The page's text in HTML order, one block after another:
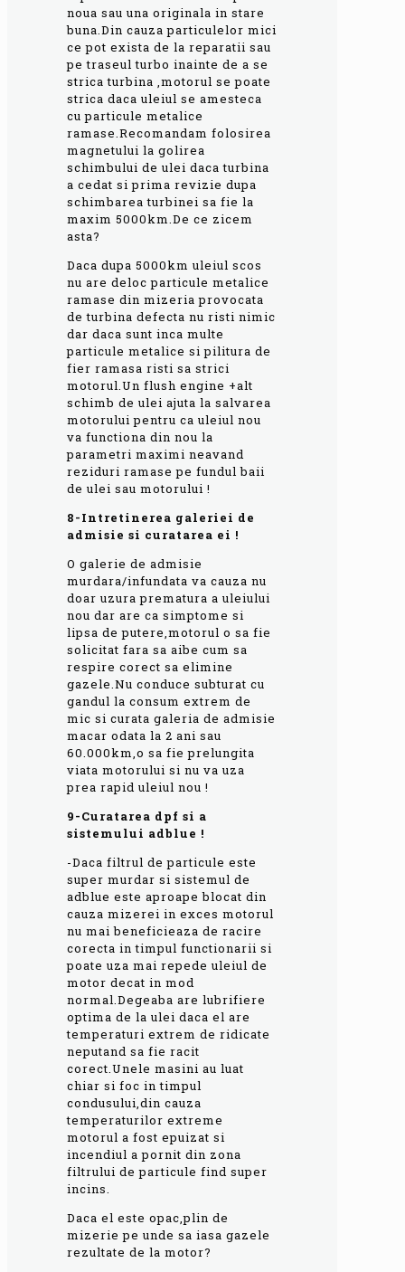
noua sau una originala in stare
buna.Din cauza particulelor mici
ce pot exista de la reparatii sau
pe traseul turbo inainte de a se
strica turbina ,motorul se poate
strica daca uleiul se amesteca
cu particule metalice
ramase.Recomandam folosirea
magnetului la golirea
schimbului de ulei daca turbina
a cedat si prima revizie dupa
schimbarea turbinei sa fie la
maxim 5000km.De ce zicem
asta?
Daca dupa 5000km uleiul scos
nu are deloc particule metalice
ramase din mizeria provocata
de turbina defecta nu risti nimic
dar daca sunt inca multe
particule metalice si pilitura de
fier ramasa risti sa strici
motorul.Un flush engine +alt
schimb de ulei ajuta la salvarea
motorului pentru ca uleiul nou
va functiona din nou la
parametri maximi neavand
reziduri ramase pe fundul baii
de ulei sau motorului !
8-Intretinerea galeriei de
admisie si curatarea ei !
O galerie de admisie
murdara/infundata va cauza nu
doar uzura prematura a uleiului
nou dar are ca simptome si
lipsa de putere,motorul o sa fie
solicitat fara sa aibe cum sa
respire corect sa elimine
gazele.Nu conduce subturat cu
gandul la consum extrem de
mic si curata galeria de admisie
macar odata la 2 ani sau
60.000km,o sa fie prelungita
viata motorului si nu va uza
prea rapid uleiul nou !
9-Curatarea dpf si a
sistemului adblue !
-Daca filtrul de particule este
super murdar si sistemul de
adblue este aproape blocat din
cauza mizerei in exces motorul
nu mai beneficieaza de racire
corecta in timpul functionarii si
poate uza mai repede uleiul de
motor decat in mod
normal.Degeaba are lubrifiere
optima de la ulei daca el are
temperaturi extrem de ridicate
neputand sa fie racit
corect.Unele masini au luat
chiar si foc in timpul
condusului,din cauza
temperaturilor extreme
motorul a fost epuizat si
incendiul a pornit din zona
filtrului de particule find super
incins.
Daca el este opac,plin de
mizerie pe unde sa iasa gazele
rezultate de la motor?